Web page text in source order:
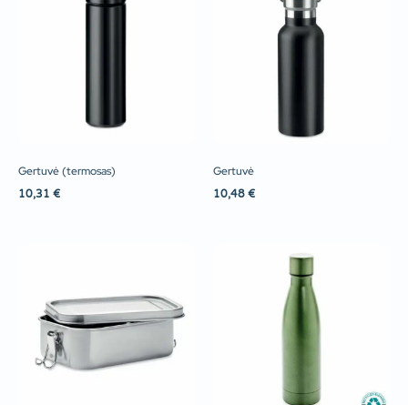
Gertuvė (termosas)
10,31 €
Gertuvė
10,48 €